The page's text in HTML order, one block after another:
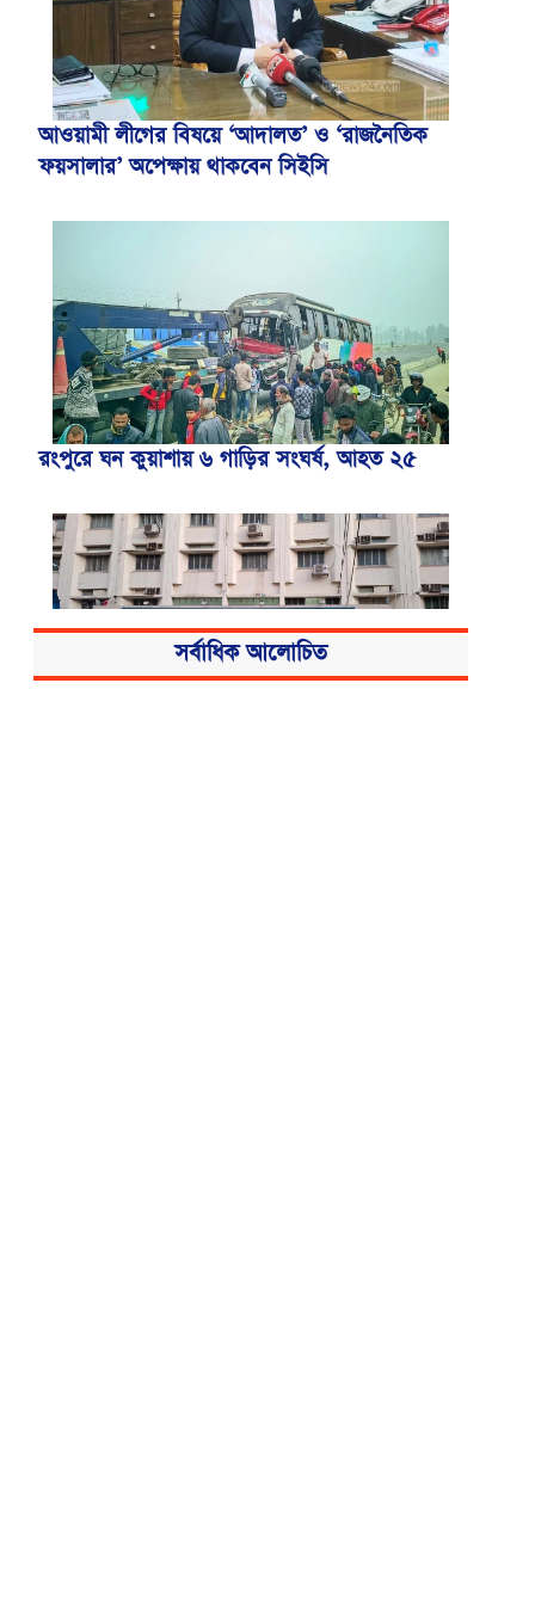
আওয়ামী লীগের বিষয়ে ‘আদালত’ ও ‘রাজনৈতিক
ফয়সালার’ অপেক্ষায় থাকবেন সিইসি
রংপুরে ঘন কুয়াশায় ৬ গাড়ির সংঘর্ষ, আহত ২৫
সর্বাধিক আলোচিত